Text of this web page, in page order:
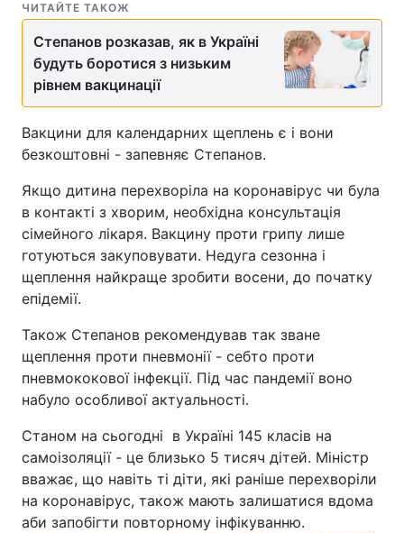
Техно і зв'язок Лайт
Зброя Інциденти
Здоров'я
Цікавинки Погода
Лонгріди
Відео з Youtube Статті
Інтерв'ю
Вакансії
Контакти
ЧИТАЙТЕ ТАКОЖ
Степанов розказав, як в Україні
будуть боротися з низьким
рівнем вакцинації
Вакцини для календарних щеплень є і вони
безкоштовні - запевняє Степанов.
Якщо дитина перехворіла на коронавірус чи була
в контакті з хворим, необхідна консультація
сімейного лікаря. Вакцину проти грипу лише
готуються закуповувати. Недуга сезонна і
щеплення найкраще зробити восени, до початку
епідемії.
Також Степанов рекомендував так зване
щеплення проти пневмонії - себто проти
пневмококової інфекції. Під час пандемії воно
набуло особливої актуальності.
Станом на сьогодні в Україні 145 класів на
самоізоляції - це близько 5 тисяч дітей. Міністр
вважає, що навіть ті діти, які раніше перехворіли
на коронавірус, також мають залишатися вдома
аби запобігти повторному інфікуванню.